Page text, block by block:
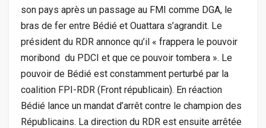
son pays après un passage au FMI comme DGA, le
bras de fer entre Bédié et Ouattara s’agrandit. Le
président du RDR annonce qu’il « frappera le pouvoir
moribond du PDCI et que ce pouvoir tombera ». Le
pouvoir de Bédié est constamment perturbé par la
coalition FPI-RDR (Front républicain). En réaction
Bédié lance un mandat d’arrêt contre le champion des
Républicains. La direction du RDR est ensuite arrêtée